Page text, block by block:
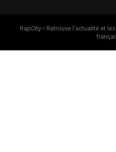
RapCity • Retrouve l'actualité et